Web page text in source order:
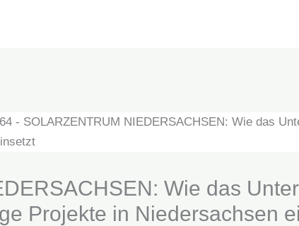
Wie das
Projekte in Niedersachsen